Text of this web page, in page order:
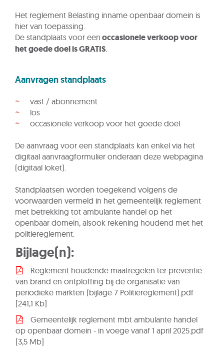
Het reglement Belasting inname openbaar domein is
hier van toepassing.
De standplaats voor een occasionele verkoop voor
het goede doel is GRATIS.
Aanvragen standplaats
vast / abonnement
los
occasionele verkoop voor het goede doel
De aanvraag voor een standplaats kan enkel via het
digitaal aanvraagformulier onderaan deze webpagina
(digitaal loket).
Standplaatsen worden toegekend volgens de
voorwaarden vermeld in het gemeentelijk reglement
met betrekking tot ambulante handel op het
openbaar domein, alsook rekening houdend met het
politiereglement.
Bijlage(n):
Reglement houdende maatregelen ter preventie
van brand en ontploffing bij de organisatie van
periodieke markten (bijlage 7 Politiereglement).pdf
241,1 Kb
Gemeentelijk reglement mbt ambulante handel
op openbaar domein - in voege vanaf 1 april 2025.pdf
3,5 Mb